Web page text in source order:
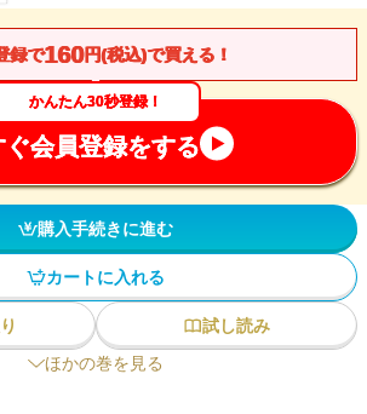
録で160円(税込)で買える！
かんたん30秒登録！
ぐ会員登録をする
購入手続きに進む
カートに入れる
試し読み
ほかの巻を見る